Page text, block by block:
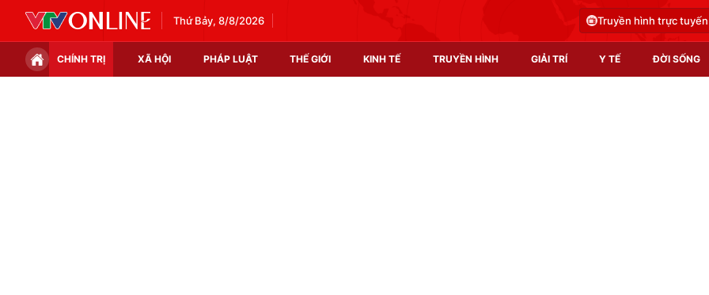
Thứ Bảy, 8/8/2026 Truyền hình trực tuyến
CHÍNH TRỊ XÃ HỘI PHÁP LUẬT THẾ GIỚI KINH TẾ TRUYỀN HÌNH GIẢI TRÍ Y TẾ ĐỜI SỐNG